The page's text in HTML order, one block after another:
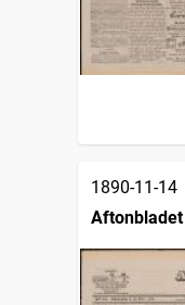
1890-11-14
Aftonbladet